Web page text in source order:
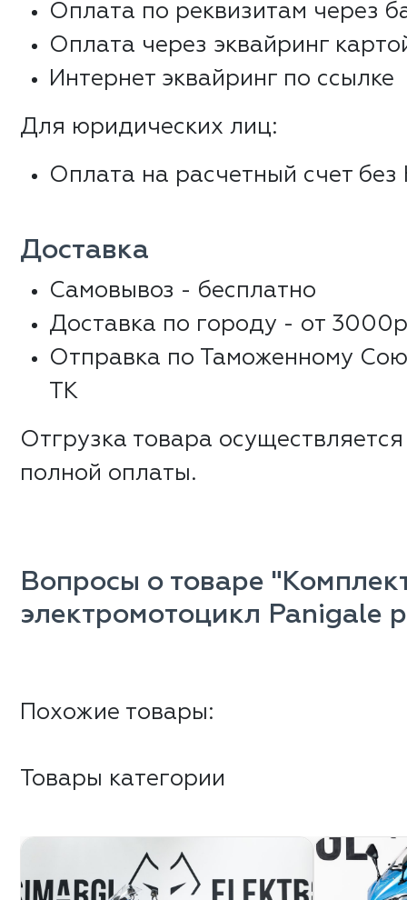
Оплата по реквизитам через
Оплата через эквайринг
Интернет эквайринг по ссылке
Для юридических лиц:
Оплата на расчетный счет
Доставка
Самовывоз - бесплатно
Доставка по городу - от
Отправка по Таможенному
ТК
Отгрузка товара
полной оплаты.
Вопросы о товаре
электромотоцикл Panigale
Похожие товары:
Товары категории